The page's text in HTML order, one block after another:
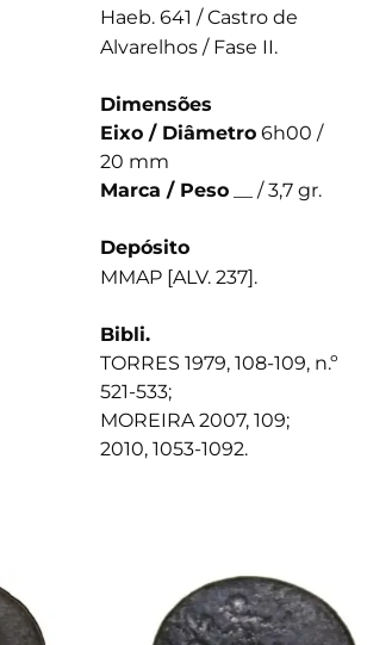
Haeb. 641 / Castro de
Alvarelhos / Fase II.
Dimensões
Eixo / Diâmetro 6h00 /
20 mm
Marca / Peso __ / 3,7 gr.
Depósito
MMAP [ALV. 237].
Bibli.
TORRES 1979, 108-109, n.º
521-533;
MOREIRA 2007, 109;
2010, 1053-1092.